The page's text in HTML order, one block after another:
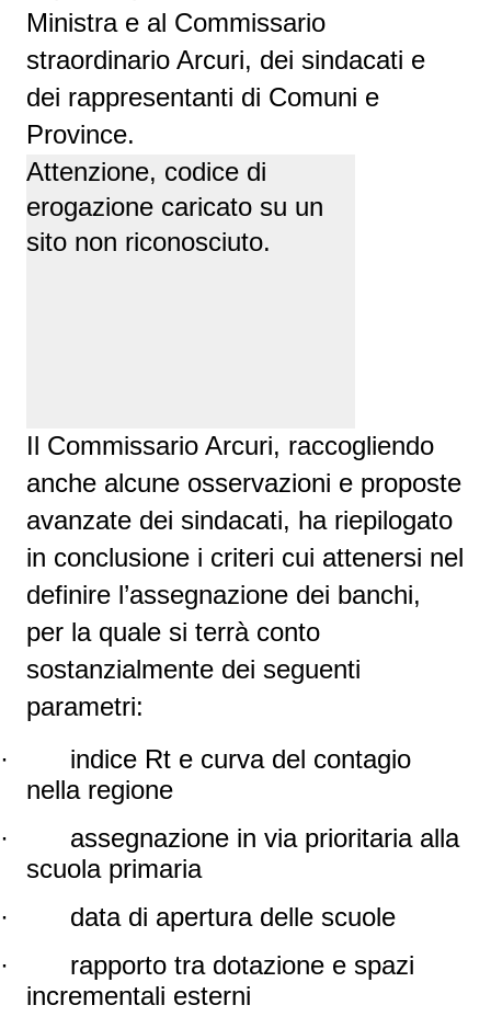
Ministra e al Commissario
straordinario Arcuri, dei sindacati e
dei rappresentanti di Comuni e
Province.
Attenzione, codice di
erogazione caricato su un
sito non riconosciuto.
Il Commissario Arcuri, raccogliendo
anche alcune osservazioni e proposte
avanzate dei sindacati, ha riepilogato
in conclusione i criteri cui attenersi nel
definire l’assegnazione dei banchi,
per la quale si terrà conto
sostanzialmente dei seguenti
parametri:
·
indice Rt e curva del contagio
nella regione
·
assegnazione in via prioritaria alla
scuola primaria
·
data di apertura delle scuole
·
rapporto tra dotazione e spazi
incrementali esterni